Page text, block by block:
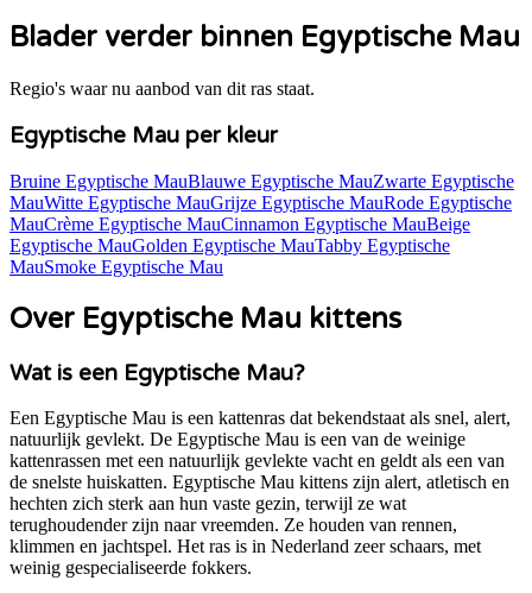
Blader verder binnen Egyptische Mau
Regio's waar nu aanbod van dit ras staat.
Egyptische Mau per kleur
Bruine Egyptische MauBlauwe Egyptische MauZwarte Egyptische
MauWitte Egyptische MauGrijze Egyptische MauRode Egyptische
MauCrème Egyptische MauCinnamon Egyptische MauBeige
Egyptische MauGolden Egyptische MauTabby Egyptische
MauSmoke Egyptische Mau
Over Egyptische Mau kittens
Wat is een Egyptische Mau?
Een Egyptische Mau is een kattenras dat bekendstaat als snel, alert,
natuurlijk gevlekt. De Egyptische Mau is een van de weinige
kattenrassen met een natuurlijk gevlekte vacht en geldt als een van
de snelste huiskatten. Egyptische Mau kittens zijn alert, atletisch en
hechten zich sterk aan hun vaste gezin, terwijl ze wat
terughoudender zijn naar vreemden. Ze houden van rennen,
klimmen en jachtspel. Het ras is in Nederland zeer schaars, met
weinig gespecialiseerde fokkers.